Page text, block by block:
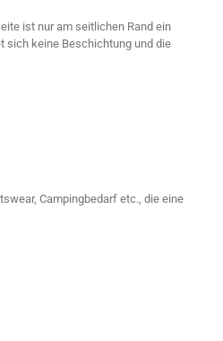
ist nur am seitlichen Rand ein
sich keine Beschichtung und die
Campingbedarf etc., die eine